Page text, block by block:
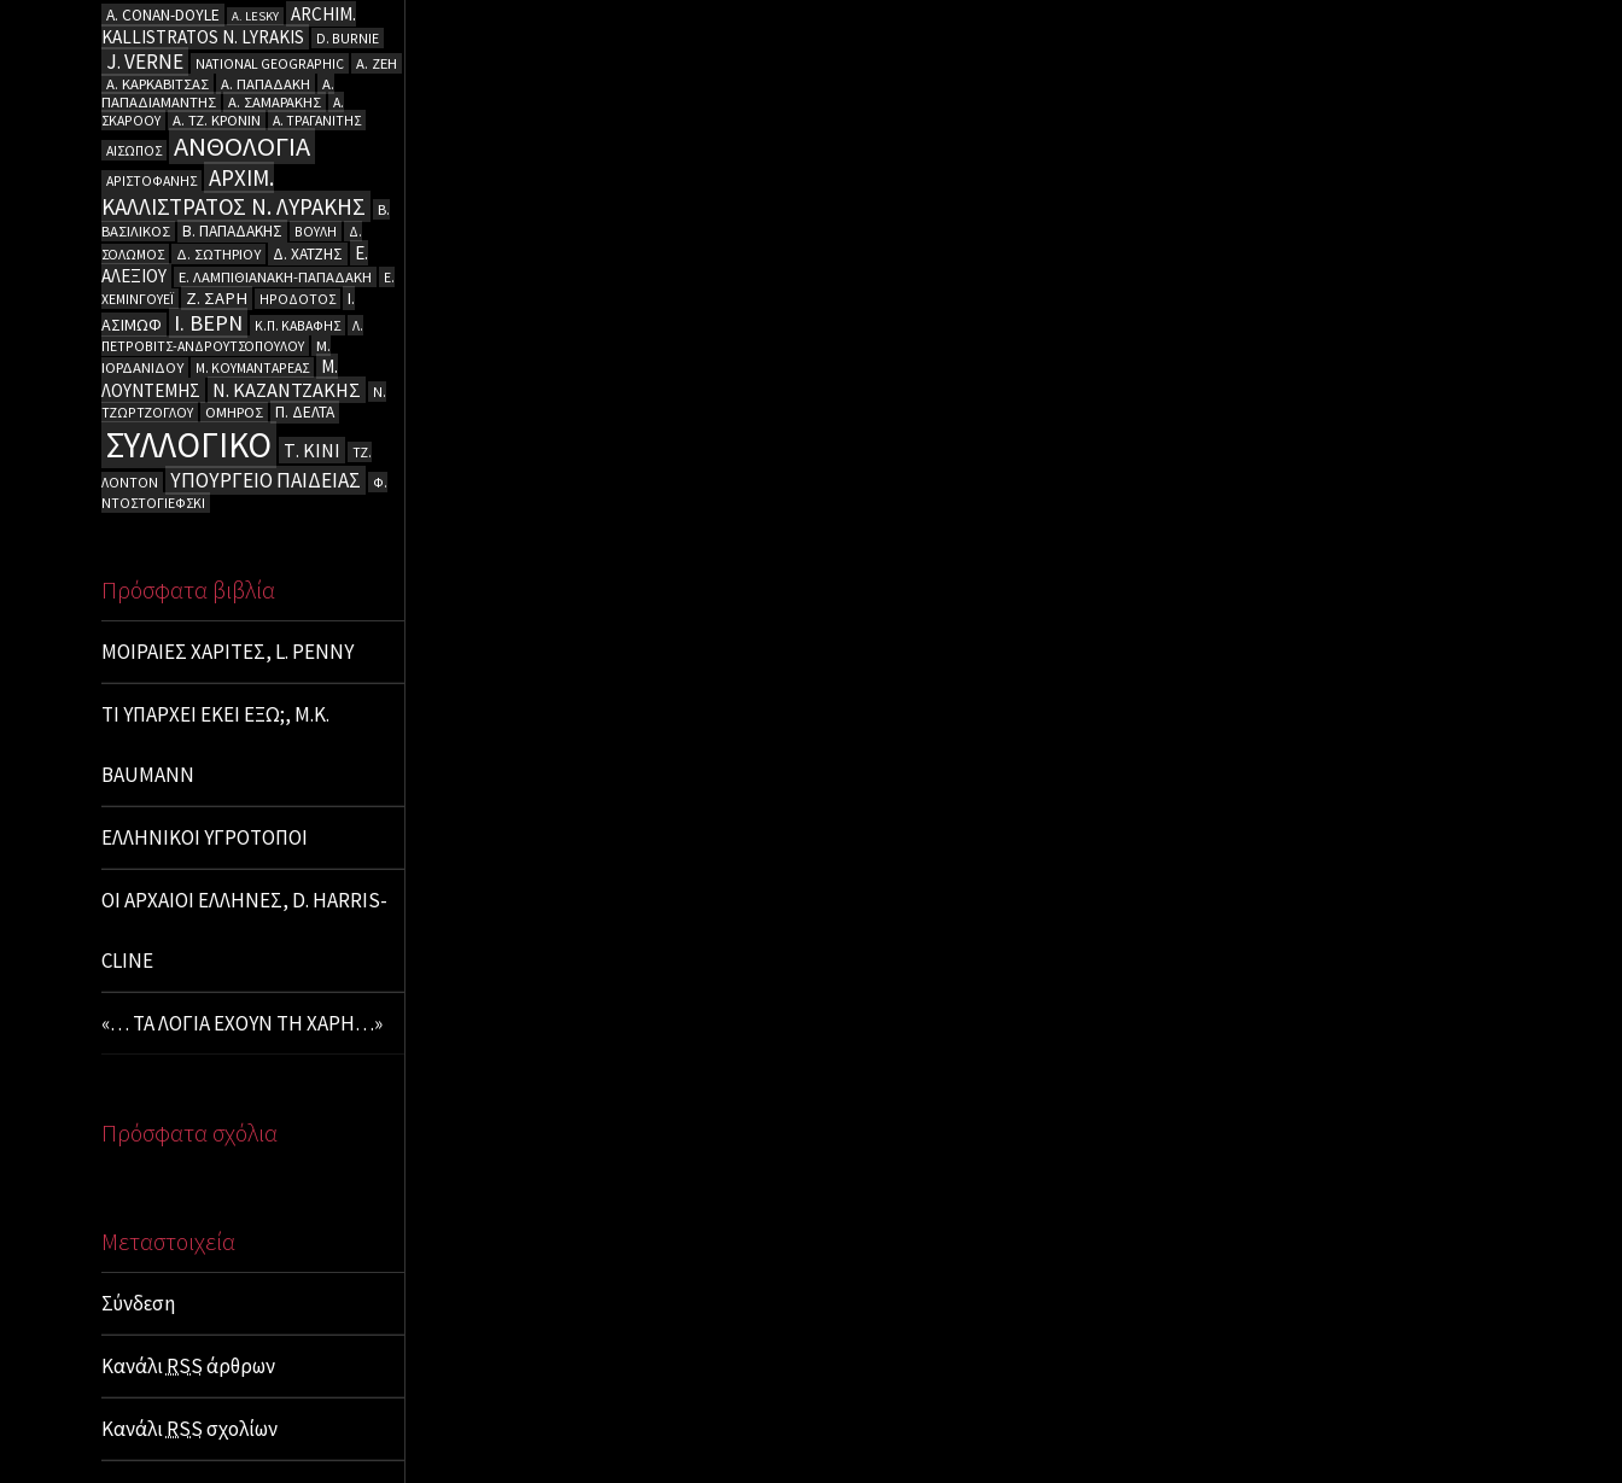
A. CΟΝΑΝ-DOYLE A. LESKY
ARCHIM.
KALLISTRATOS N. LYRAKIS
D. BURNIE
J. VERNE NATIONAL GEOGRAPHIC
Α. ΖΕΗ
Α. ΚΑΡΚΑΒΙΤΣΑΣ
Α. ΠΑΠΑΔΑΚΗ
Α.
ΠΑΠΑΔΙΑΜΑΝΤΗΣ
Α. ΣΑΜΑΡΑΚΗΣ
Α.
ΣΚΑΡΟΟΥ
Α. ΤΖ. ΚΡΟΝΙΝ
Α. ΤΡΑΓΑΝΙΤΗΣ
ΑΙΣΩΠΟΣ
ΑΝΘΟΛΟΓΙΑ
ΑΡΙΣΤΟΦΑΝΗΣ
ΑΡΧΙΜ.
ΚΑΛΛΙΣΤΡΑΤΟΣ Ν. ΛΥΡΑΚΗΣ
Β.
ΒΑΣΙΛΙΚΟΣ
Β. ΠΑΠΑΔΑΚΗΣ ΒΟΥΛΗ
Δ.
ΣΟΛΩΜΟΣ
Δ. ΣΩΤΗΡΙΟΥ Δ. ΧΑΤΖΗΣ
Ε.
ΑΛΕΞΙΟΥ
Ε. ΛΑΜΠΙΘΙΑΝΑΚΗ-ΠΑΠΑΔΑΚΗ
Ε.
ΧΕΜΙΝΓΟΥΕΪ
Ζ. ΣΑΡΗ ΗΡΟΔΟΤΟΣ
Ι.
ΑΣΙΜΩΦ
Ι. ΒΕΡΝ Κ.Π. ΚΑΒΑΦΗΣ
Λ.
ΠΕΤΡΟΒΙΤΣ-ΑΝΔΡΟΥΤΣΟΠΟΥΛΟΥ
Μ.
ΙΟΡΔΑΝΙΔΟΥ
Μ. ΚΟΥΜΑΝΤΑΡΕΑΣ
Μ.
ΛΟΥΝΤΕΜΗΣ
Ν. ΚΑΖΑΝΤΖΑΚΗΣ
Ν.
ΤΖΩΡΤΖΟΓΛΟΥ
ΟΜΗΡΟΣ Π. ΔΕΛΤΑ
ΣΥΛΛΟΓΙΚΟ Τ. ΚΙΝΙ
ΤΖ.
ΛΟΝΤΟΝ
ΥΠΟΥΡΓΕΙΟ ΠΑΙΔΕΙΑΣ
Φ.
ΝΤΟΣΤΟΓΙΕΦΣΚΙ
Πρόσφατα βιβλία
ΜΟΙΡΑΙΕΣ ΧΑΡΙΤΕΣ, L. PENNY
ΤΙ ΥΠΑΡΧΕΙ ΕΚΕΙ ΕΞΩ;, M.K.
BAUMANN
ΕΛΛΗΝΙΚΟΙ ΥΓΡΟΤΟΠΟΙ
ΟΙ ΑΡΧΑΙΟΙ ΕΛΛΗΝΕΣ, D. HARRIS-
CLINE
«… ΤΑ ΛΟΓΙΑ ΕΧΟΥΝ ΤΗ ΧΑΡΗ…»
Πρόσφατα σχόλια
Μεταστοιχεία
Σύνδεση
ΚανάλιRSSάρθρων
ΚανάλιRSSσχολίων